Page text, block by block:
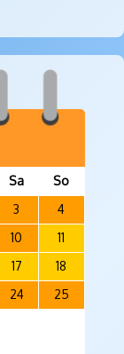
Sa
So
3
4
10
11
17
18
24
25